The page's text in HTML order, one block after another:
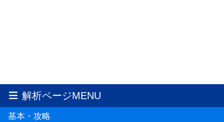
解析ページMENU
基本・攻略